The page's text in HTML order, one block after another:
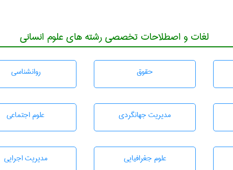
لغات و اصطلاحات تخصصی رشته های علوم انسانی
حقوق روانشناسی
مديريت جهانگردی علوم اجتماعی
علوم جغرافيايی مديريت اجرايی